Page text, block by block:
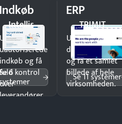
Indkøb
Intellis
Undgå
uautoriserede
indkøb og få
fuld kontrol
over
leverandører
6
ERP
TRIMIT
Undgå
og få ét samlet
billede af hele
virksomheden.
Se 11 systemer